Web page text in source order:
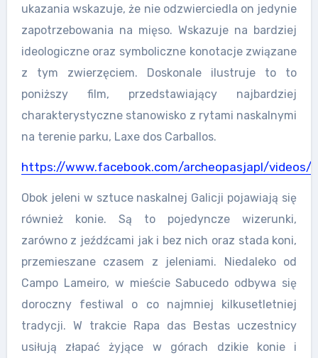
ukazania wskazuje, że nie odzwierciedla on jedynie
zapotrzebowania na mięso. Wskazuje na bardziej
ideologiczne oraz symboliczne konotacje związane
z tym zwierzęciem. Doskonale ilustruje to to
poniższy film, przedstawiający najbardziej
charakterystyczne stanowisko z rytami naskalnymi
na terenie parku, Laxe dos Carballos.
https://www.facebook.com/archeopasjapl/videos/
Obok jeleni w sztuce naskalnej Galicji pojawiają się
również konie. Są to pojedyncze wizerunki,
zarówno z jeźdźcami jak i bez nich oraz stada koni,
przemieszane czasem z jeleniami. Niedaleko od
Campo Lameiro, w mieście Sabucedo odbywa się
doroczny festiwal o co najmniej kilkusetletniej
tradycji. W trakcie Rapa das Bestas uczestnicy
usiłują złapać żyjące w górach dzikie konie i